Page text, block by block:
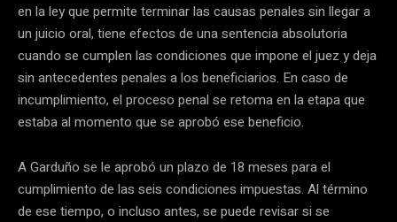
en la ley que permite terminar las causas penales sin llegar a
un juicio oral, tiene efectos de una sentencia absolutoria
cuando se cumplen las condiciones que impone el juez y deja
sin antecedentes penales a los beneficiarios. En caso de
incumplimiento, el proceso penal se retoma en la etapa que
estaba al momento que se aprobó ese beneficio.
A Garduño se le aprobó un plazo de 18 meses para el
cumplimiento de las seis condiciones impuestas. Al término
de ese tiempo, o incluso antes, se puede revisar si se